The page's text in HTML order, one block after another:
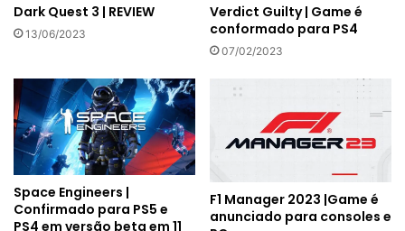
Dark Quest 3 | REVIEW
13/06/2023
Verdict Guilty | Game é
conformado para PS4
07/02/2023
Space Engineers |
Confirmado para PS5 e
PS4 em versão beta em 11
F1 Manager 2023 |Game é
anunciado para consoles e